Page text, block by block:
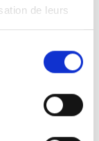
de leurs